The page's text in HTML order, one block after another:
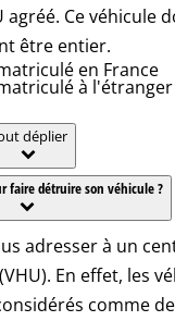
agréé. Ce véhicule
être entier.
en France
à l'étranger
déplier
faire détruire son véhicule ?
adresser à un
En effet, les
comme